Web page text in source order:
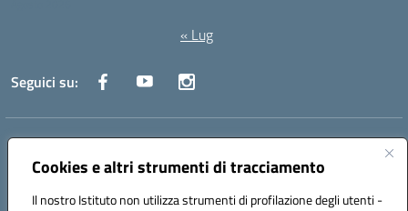
Cookies e altri strumenti di tracciamento
Il nostro Istituto non utilizza strumenti di profilazione degli utenti -
« Lug
Seguici su:
Indirizzo:Via Canale 1, Ancona
Centralino:071 204723 Email:anpc010006@istruzione.it